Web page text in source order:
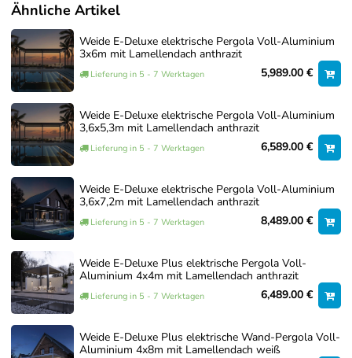
die Fundamentarbeiten, sodass Sie sich um nichts kümmern
müssen und Ihre Pergola rundum sorglos in Betrieb
genommen wird.
So erhalten Sie eine passgenaue Lösung für einen
fachgerechten Aufbau.
Über unseren Service-Artikel können Sie jederzeit
unverbindlich ein Angebot anfordern.
Aufbauservice – Individuelles Angebot
anfordern – 0€
0,00 €
Ähnliche Artikel
Weide E-Deluxe elektrische Pergola Voll-Aluminium
3x6m mit Lamellendach anthrazit
Lieferung in 5 - 7 Werktagen 5,989.00 €
Weide E-Deluxe elektrische Pergola Voll-Aluminium
3,6x5,3m mit Lamellendach anthrazit
Lieferung in 5 - 7 Werktagen 6,589.00 €
Weide E-Deluxe elektrische Pergola Voll-Aluminium
3,6x7,2m mit Lamellendach anthrazit
Lieferung in 5 - 7 Werktagen 8,489.00 €
Weide E-Deluxe Plus elektrische Pergola Voll-
Aluminium 4x4m mit Lamellendach anthrazit
Lieferung in 5 - 7 Werktagen 6,489.00 €
Weide E-Deluxe Plus elektrische Wand-Pergola Voll-
Aluminium 4x8m mit Lamellendach weiß